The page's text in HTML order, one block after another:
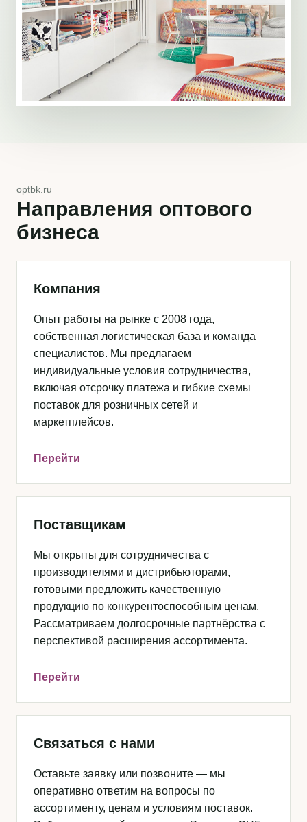
optbk.ru
Направления оптового
бизнеса
Компания
Опыт работы на рынке с 2008 года,
собственная логистическая база и команда
специалистов. Мы предлагаем
индивидуальные условия сотрудничества,
включая отсрочку платежа и гибкие схемы
поставок для розничных сетей и
маркетплейсов.
Перейти
Поставщикам
Мы открыты для сотрудничества с
производителями и дистрибьюторами,
готовыми предложить качественную
продукцию по конкурентоспособным ценам.
Рассматриваем долгосрочные партнёрства с
перспективой расширения ассортимента.
Перейти
Связаться с нами
Оставьте заявку или позвоните — мы
оперативно ответим на вопросы по
ассортименту, ценам и условиям поставок.